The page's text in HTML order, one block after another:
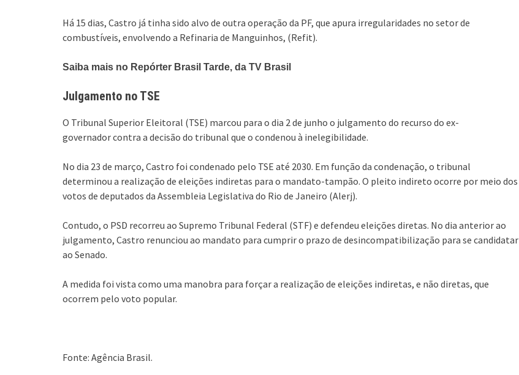
Há 15 dias, Castro já tinha sido alvo de outra operação da PF, que apura irregularidades no setor de
combustíveis, envolvendo a Refinaria de Manguinhos, (Refit).
Saiba mais no Repórter Brasil Tarde, da TV Brasil
Julgamento no TSE
O Tribunal Superior Eleitoral (TSE) marcou para o dia 2 de junho o julgamento do recurso do ex-
governador contra a decisão do tribunal que o condenou à inelegibilidade.
No dia 23 de março, Castro foi condenado pelo TSE até 2030. Em função da condenação, o tribunal
determinou a realização de eleições indiretas para o mandato-tampão. O pleito indireto ocorre por meio dos
votos de deputados da Assembleia Legislativa do Rio de Janeiro (Alerj).
Contudo, o PSD recorreu ao Supremo Tribunal Federal (STF) e defendeu eleições diretas. No dia anterior ao
julgamento, Castro renunciou ao mandato para cumprir o prazo de desincompatibilização para se candidatar
ao Senado.
A medida foi vista como uma manobra para forçar a realização de eleições indiretas, e não diretas, que
ocorrem pelo voto popular.
Fonte: Agência Brasil.